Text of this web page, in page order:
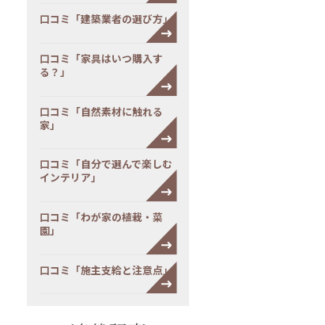
口コミ「建築業者の選び方」
口コミ「家具はいつ購入す
る？」
口コミ「自然素材に触れる
家」
口コミ「自分で選んで楽しむ
インテリア」
口コミ「わが家の植栽・菜
園」
口コミ「施主支給と注意点」